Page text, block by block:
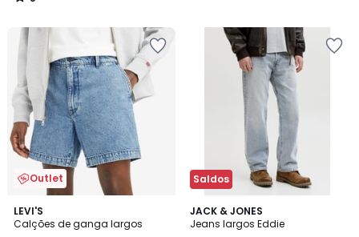
/
Outlet
LEVI'S
Calções de ganga largos
4,9
/ 5
Saldos
JACK & JONES
Jeans largos Eddie